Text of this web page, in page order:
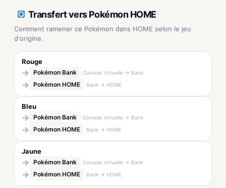
Transfert vers Pokémon HOME
Comment ramener ce Pokémon dans HOME selon le jeu
d'origine.
Rouge
→ Pokémon Bank Console Virtuelle → Bank
→ Pokémon HOME Bank → HOME
Bleu
→ Pokémon Bank Console Virtuelle → Bank
→ Pokémon HOME Bank → HOME
Jaune
→ Pokémon Bank Console Virtuelle → Bank
→ Pokémon HOME Bank → HOME